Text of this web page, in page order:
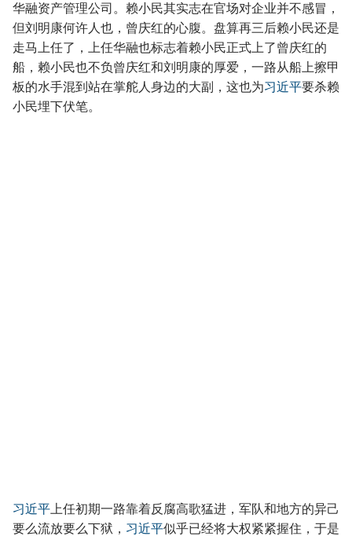
华融资产管理公司。赖小民其实志在官场对企业并不感冒，
但刘明康何许人也，曾庆红的心腹。盘算再三后赖小民还是
走马上任了，上任华融也标志着赖小民正式上了曾庆红的
船，赖小民也不负曾庆红和刘明康的厚爱，一路从船上擦甲
板的水手混到站在掌舵人身边的大副，这也为习近平要杀赖
小民埋下伏笔。
习近平上任初期一路靠着反腐高歌猛进，军队和地方的异己
要么流放要么下狱， 习近平似乎已经将大权紧紧握住，于是